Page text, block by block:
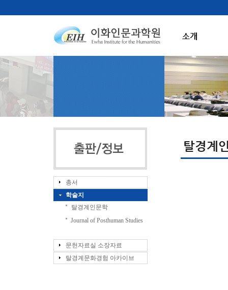
소개
총서
학술지
탈경계인문학
Journal of Posthuman Studies
문헌자료실 소장자료
탈경계문화경험 아카이브
탈경계